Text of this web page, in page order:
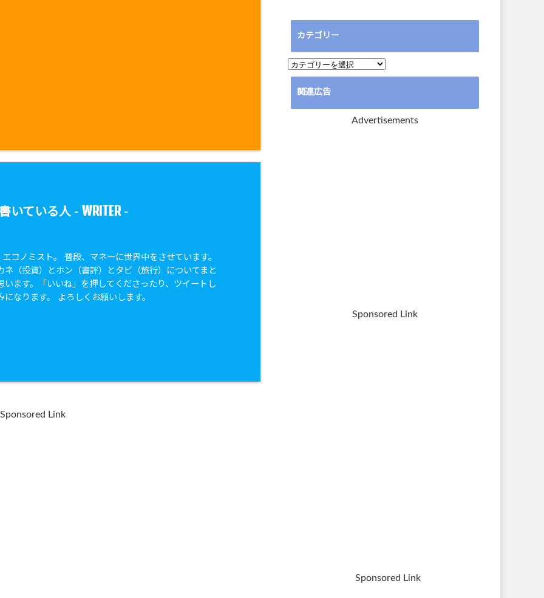
いている人 - WRITER-
コノミスト。 普段、マネーに世界中をさせています。
ネ（投資）とホン（書評）とタビ（旅行）についてまと
います。「いいね」を押してくださったり、ツイートし
になります。 よろしくお願いします。
Sponsored Link
カテゴリー
カ
テ
リ
関連広告
Advertisements
Sponsored Link
Sponsored Link